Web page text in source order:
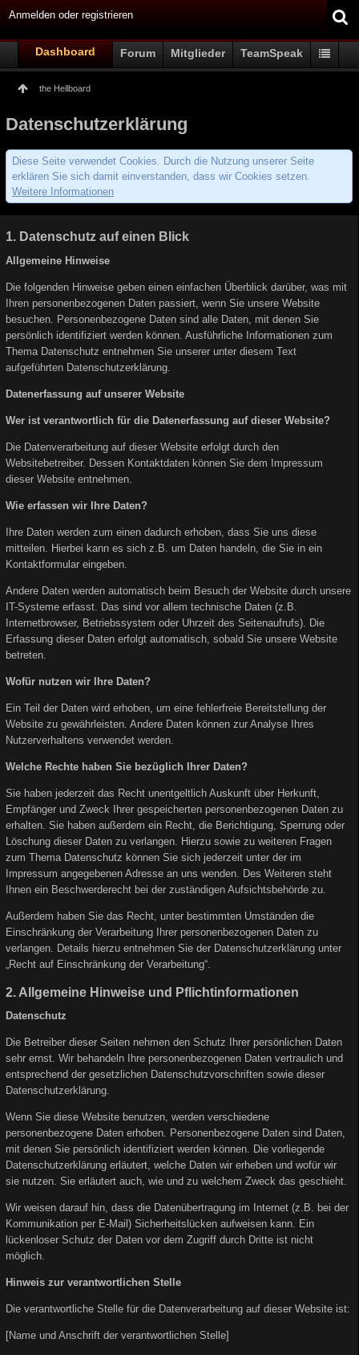
Anmelden oder registrieren
Dashboard Forum Mitglieder TeamSpeak
the Hellboard
Datenschutzerklärung
Diese Seite verwendet Cookies. Durch die Nutzung unserer Seite
erklären Sie sich damit einverstanden, dass wir Cookies setzen.
Weitere Informationen
1. Datenschutz auf einen Blick
Allgemeine Hinweise
Die folgenden Hinweise geben einen einfachen Überblick darüber, was mit
Ihren personenbezogenen Daten passiert, wenn Sie unsere Website
besuchen. Personenbezogene Daten sind alle Daten, mit denen Sie
persönlich identifiziert werden können. Ausführliche Informationen zum
Thema Datenschutz entnehmen Sie unserer unter diesem Text
aufgeführten Datenschutzerklärung.
Datenerfassung auf unserer Website
Wer ist verantwortlich für die Datenerfassung auf dieser Website?
Die Datenverarbeitung auf dieser Website erfolgt durch den
Websitebetreiber. Dessen Kontaktdaten können Sie dem Impressum
dieser Website entnehmen.
Wie erfassen wir Ihre Daten?
Ihre Daten werden zum einen dadurch erhoben, dass Sie uns diese
mitteilen. Hierbei kann es sich z.B. um Daten handeln, die Sie in ein
Kontaktformular eingeben.
Andere Daten werden automatisch beim Besuch der Website durch unsere
IT-Systeme erfasst. Das sind vor allem technische Daten (z.B.
Internetbrowser, Betriebssystem oder Uhrzeit des Seitenaufrufs). Die
Erfassung dieser Daten erfolgt automatisch, sobald Sie unsere Website
betreten.
Wofür nutzen wir Ihre Daten?
Ein Teil der Daten wird erhoben, um eine fehlerfreie Bereitstellung der
Website zu gewährleisten. Andere Daten können zur Analyse Ihres
Nutzerverhaltens verwendet werden.
Welche Rechte haben Sie bezüglich Ihrer Daten?
Sie haben jederzeit das Recht unentgeltlich Auskunft über Herkunft,
Empfänger und Zweck Ihrer gespeicherten personenbezogenen Daten zu
erhalten. Sie haben außerdem ein Recht, die Berichtigung, Sperrung oder
Löschung dieser Daten zu verlangen. Hierzu sowie zu weiteren Fragen
zum Thema Datenschutz können Sie sich jederzeit unter der im
Impressum angegebenen Adresse an uns wenden. Des Weiteren steht
Ihnen ein Beschwerderecht bei der zuständigen Aufsichtsbehörde zu.
Außerdem haben Sie das Recht, unter bestimmten Umständen die
Einschränkung der Verarbeitung Ihrer personenbezogenen Daten zu
verlangen. Details hierzu entnehmen Sie der Datenschutzerklärung unter
„Recht auf Einschränkung der Verarbeitung“.
2. Allgemeine Hinweise und Pflichtinformationen
Datenschutz
Die Betreiber dieser Seiten nehmen den Schutz Ihrer persönlichen Daten
sehr ernst. Wir behandeln Ihre personenbezogenen Daten vertraulich und
entsprechend der gesetzlichen Datenschutzvorschriften sowie dieser
Datenschutzerklärung.
Wenn Sie diese Website benutzen, werden verschiedene
personenbezogene Daten erhoben. Personenbezogene Daten sind Daten,
mit denen Sie persönlich identifiziert werden können. Die vorliegende
Datenschutzerklärung erläutert, welche Daten wir erheben und wofür wir
sie nutzen. Sie erläutert auch, wie und zu welchem Zweck das geschieht.
Wir weisen darauf hin, dass die Datenübertragung im Internet (z.B. bei der
Kommunikation per E-Mail) Sicherheitslücken aufweisen kann. Ein
lückenloser Schutz der Daten vor dem Zugriff durch Dritte ist nicht
möglich.
Hinweis zur verantwortlichen Stelle
Die verantwortliche Stelle für die Datenverarbeitung auf dieser Website ist:
[Name und Anschrift der verantwortlichen Stelle]